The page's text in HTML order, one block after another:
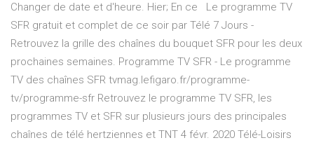
Changer de date et d'heure. Hier; En ce Le programme TV
SFR gratuit et complet de ce soir par Télé 7 Jours -
Retrouvez la grille des chaînes du bouquet SFR pour les deux
prochaines semaines. Programme TV SFR - Le programme
TV des chaînes SFR tvmag.lefigaro.fr/programme-
tv/programme-sfr Retrouvez le programme TV SFR, les
programmes TV et SFR sur plusieurs jours des principales
chaînes de télé hertziennes et TNT 4 févr. 2020 Télé-Loisirs